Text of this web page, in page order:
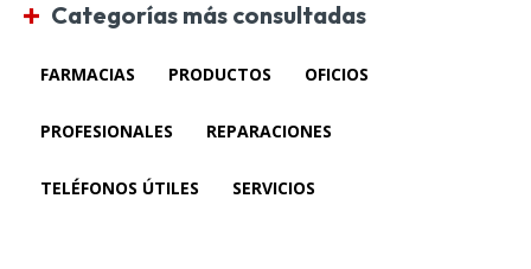
Categorías más consultadas
FARMACIAS PRODUCTOS OFICIOS
PROFESIONALES REPARACIONES
TELÉFONOS ÚTILES SERVICIOS